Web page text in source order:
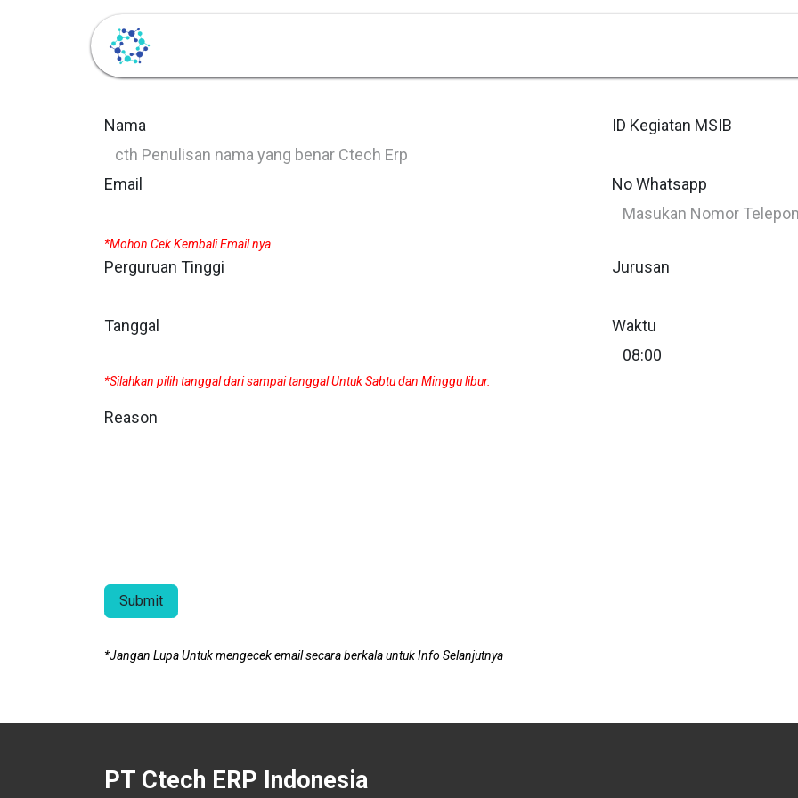
Nama ID Kegiatan MSIB
Email
*Mohon Cek Kembali Email nya
No Whatsapp
Perguruan Tinggi Jurusan
Tanggal
*Silahkan pilih tanggal dari sampai tanggal Untuk Sabtu dan Minggu libur.
Waktu
Reason
Submit
*Jangan Lupa Untuk mengecek email secara berkala untuk Info Selanjutnya
PT Ctech ERP Indonesia